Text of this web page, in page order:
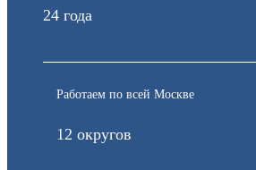
24 года
Работаем по всей Москве
12 округов